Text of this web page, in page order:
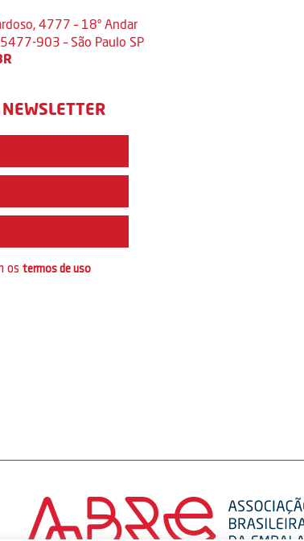
4777 – 18º Andar
903 – São Paulo SP
ostermos de uso